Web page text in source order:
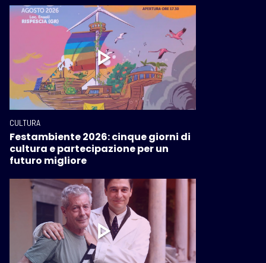
CULTURA
Festambiente 2026: cinque giorni di
cultura e partecipazione per un
futuro migliore